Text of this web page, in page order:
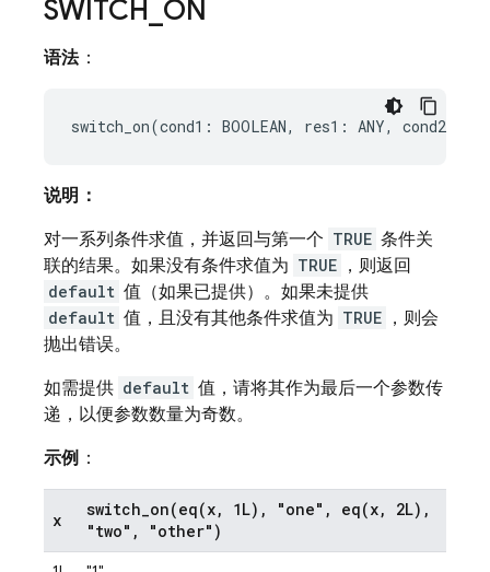
SWITCH ON
语法：
说明：
对一系列条件求值，并返回与第一个 TRUE 条件关
联的结果。如果没有条件求值为 TRUE ，则返回
default 值（如果已提供）。如果未提供
default 值，且没有其他条件求值为 TRUE ，则会
抛出错误。
如需提供 default 值，请将其作为最后一个参数传
递，以便参数数量为奇数。
示例 ：
x
switch_on(eq(x, 1L) , "one" , eq(x, 2L) ,
"two" , "other")